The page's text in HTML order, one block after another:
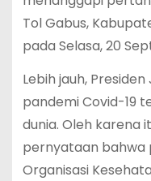
Tol Gabus,
pada Selasa, 20
Lebih jauh,
pandemi Covid-19
dunia. Oleh karena
pernyataan bahwa
Organisasi